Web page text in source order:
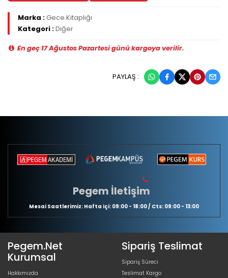
Marka :Gece Kitaplığı
Kategori :Diğer
En geç 17 Ağustos Pazartesi günü kargoya verilir.
PAYLAŞ :
Pegem İletişim
Mesai Saatlerimiz: Hafta içi: 09:00 - 18:00 / Cts: 09:00 - 13:00
Pegem.Net
Kurumsal
Hakkımızda
Sipariş Teslimat
Sipariş Süreci
Teslimat Kargo